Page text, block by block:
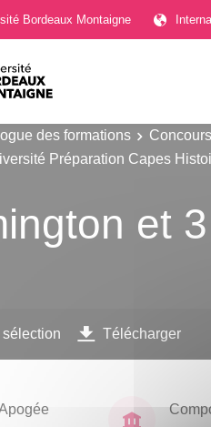
Bordeaux Montaigne
des formations
Préparation Capes
et
Télécharger